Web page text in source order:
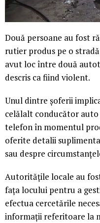
Două persoane au fost
rutier produs pe o
avut loc între două
descris ca fiind violent.
Unul dintre șoferii
celălalt conducător
telefon în momentul
oferite detalii
sau despre
Autoritățile locale au
fața locului pentru a
efectua cercetările
informații referitoare la